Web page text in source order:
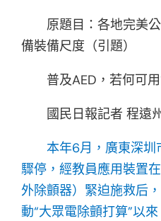
原題目：各地完美公
備裝備尺度（引題）
普及AED，若何可用
國民日報記者 程遠
本年6月，廣東深圳
驟停，經教員應用裝置
外除顫器）緊迫施救后
動“大眾電除顫打算”以